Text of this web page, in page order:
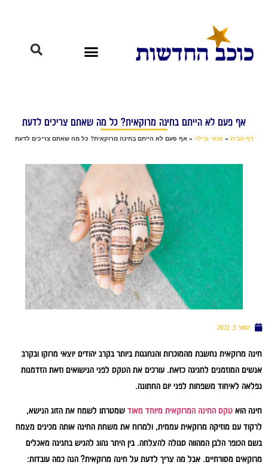
אף פעם לא הייתם בחינה מרוקאית? כל מה שאתם צריכים לדעת
דף הבית » פנאי ובילוי »אף פעם לא הייתם בחינה מרוקאית? כל מה שאתם צריכים לדעת
ינואר 5, 2022
חינה מרוקאית נחשבת מהמוכרות והנחגגות ביותר בקרב יהודים יוצאי מרוקו ובקרב
אנשים המוזמנים לחגיגה כזאת. עורכים את הטקס לפני הנישואים וזאת הזדמנות
נפלאה לאיחוד משפחות לפני יום החתונה.
חינה הוא טקס החינה המרוקאית מיוחד מאוד שמטרתו לשמח את הזוג הנישא,
לרקוד עם מוזיקה מרוקאית עממית, ולמרוח את משחת החינה אותה מכינים מצמח
בשם הכופר הלבן המהווה סגולה להצלחה. בין היתר נהוג להגיש בחגיגה מאכלים
מרוקאים מסורתיים. אבל מה צריך לדעת על חינה מרוקאית? הנה כמה עובדות: